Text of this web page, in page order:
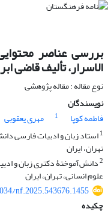
بررسی عناصر
‌الاسرار، تألیف قاضی
نوع مقاله : مقاله پژوهشی
نویسندگان
فاطمه کوپا
1 مهری یعقوبی
1استاد زبان و ادبیات فارسی
تهران، ایران
2دانش‌آموختۀ دکتری زبان و
علوم انسانی، تهران، ایران
nf.2025.543676.1455
چکیده